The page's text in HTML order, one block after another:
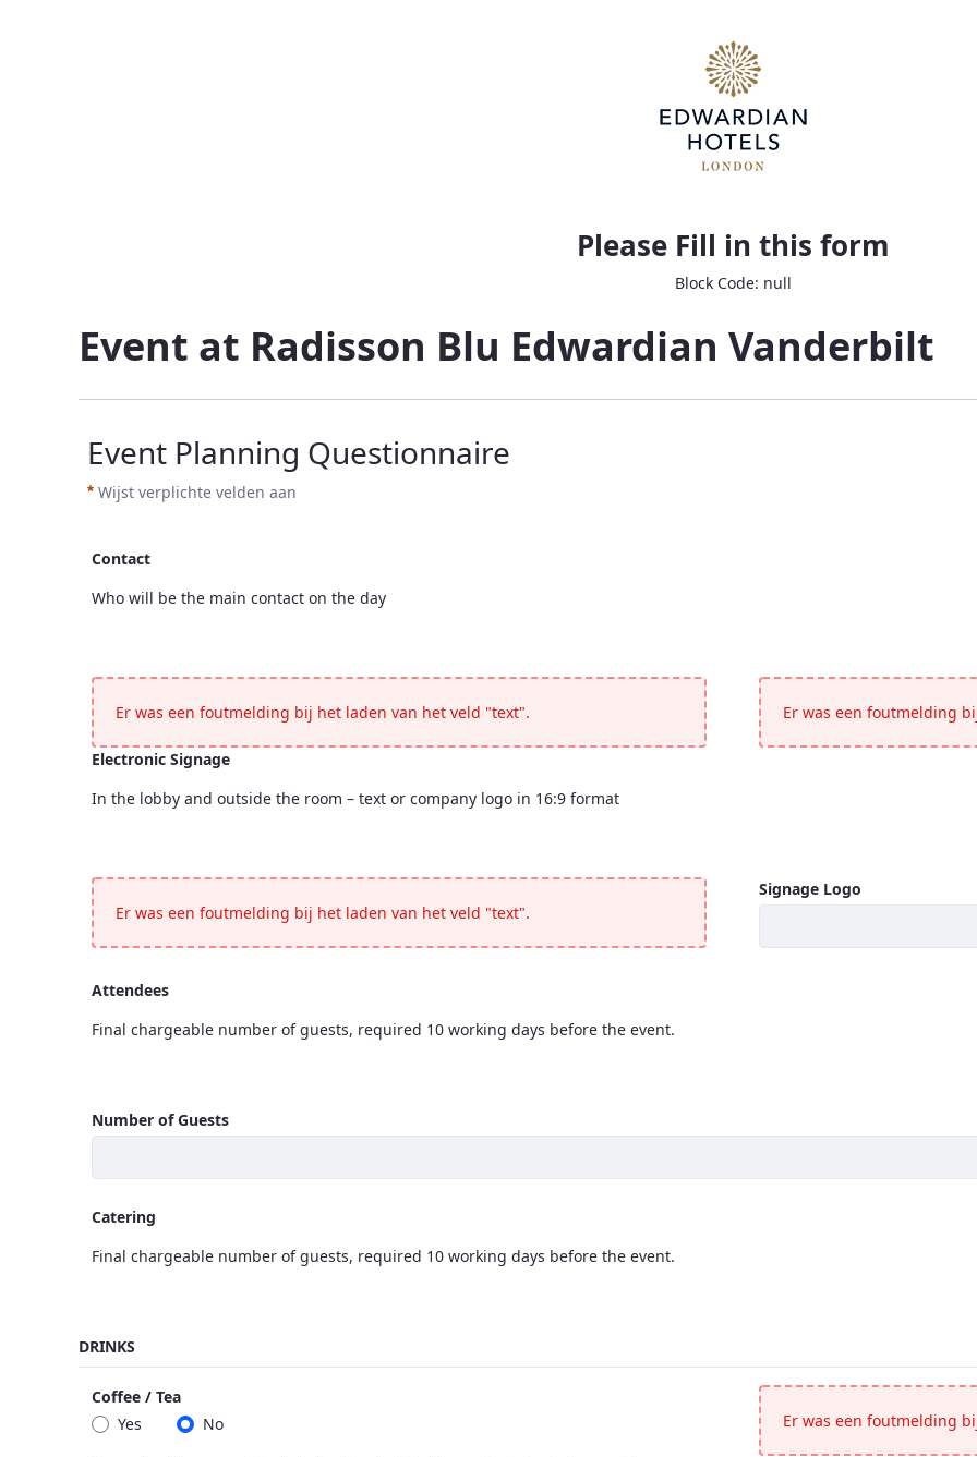
Please Fill in this form
Block Code: null
Event at Radisson Blu Edwardian Vanderbilt
Event Planning Questionnaire
Wijst verplichte velden aan
Contact
Who will be the main contact on the day
<p>Who will be the main contact on the day</p>
Er was een foutmelding bij het laden van het veld "text".
Er was een foutmelding
Electronic Signage
In the lobby and outside the room – text or company logo in 16:9 format
<p>In the lobby and outside the room &ndash; text or company logo in 16:9 format</p>
Er was een foutmelding bij het laden van het veld "text".
Signage Logo
Attendees
Final chargeable number of guests, required 10 working days before the event.
<p>Final chargeable number of guests, required 10 working days before the event.</p>
Number of Guests
Catering
Final chargeable number of guests, required 10 working days before the event.
<p>Final chargeable number of guests, required 10 working days before the event.</p>
DRINKS
Coffee / Tea
Yes
No Er was een foutmelding